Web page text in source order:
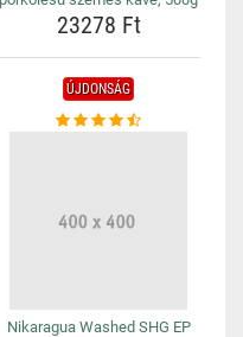
23278 Ft
ÚJDONSÁG
Nikaragua Washed SHG EP